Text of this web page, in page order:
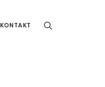
KONTAKT